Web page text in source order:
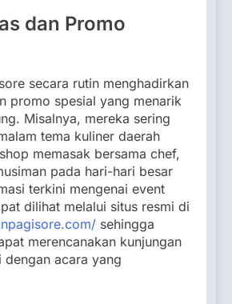
dan Promo
secara rutin menghadirkan
promo spesial yang menarik
Misalnya, mereka sering
tema kuliner daerah
memasak bersama chef,
pada hari-hari besar
terkini mengenai event
dilihat melalui situs resmi di
sehingga
merencanakan kunjungan
dengan acara yang